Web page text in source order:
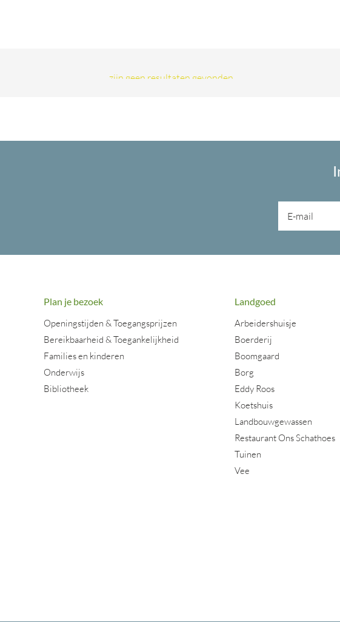
Er zijn geen resultaten gevonden.
Plan je bezoek
Openingstijden & Toegangsprijzen
Bereikbaarheid & Toegankelijkheid
Families en kinderen
Onderwijs
Bibliotheek
Landgoed
Arbeidershuisje
Boerderij
Boomgaard
Borg
Eddy Roos
Koetshuis
Landbouwgewassen
Restaurant Ons Schathoes
Tuinen
Vee